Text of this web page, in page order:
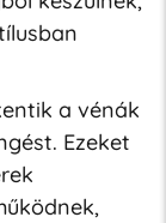
a vénák
Ezeket